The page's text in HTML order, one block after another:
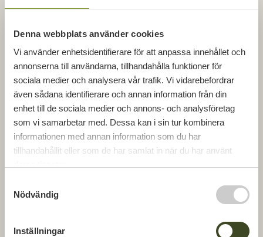
Denna webbplats använder cookies
Vi använder enhetsidentifierare för att anpassa innehållet och
annonserna till användarna, tillhandahålla funktioner för
sociala medier och analysera vår trafik. Vi vidarebefordrar
även sådana identifierare och annan information från din
enhet till de sociala medier och annons- och analysföretag
som vi samarbetar med. Dessa kan i sin tur kombinera
informationen med annan information som du har
tillhandahållit eller som de har samlat in när du har använt
Nödvändig
Inställningar
motiveringen lyder
” Micropower Group har med tydliga önskningar
och samverkan med entreprenör och arkitekt
använt trä på rätt sätt där det gör nytta och
skapat en ljus, trivsam och modern arbetsplats
som visar att trä och träbyggnader är
uppskattade som kreativa utrymmen för
framtidens företag.
manifestera den nya gröna teknologin, och att
göra det på ett så fint och ambitiöst sätt både
biologiska mångfalden genom stora och tilltagna